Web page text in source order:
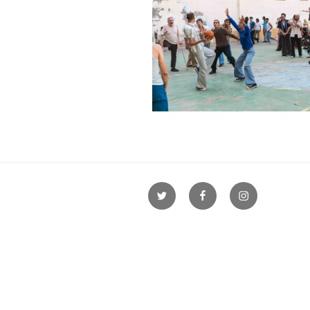
Twitter FacebookInstagram